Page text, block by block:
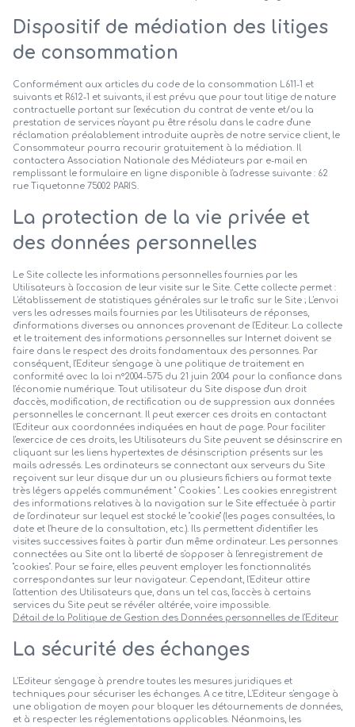
Dispositif de médiation des litiges
de consommation
Conformément aux articles du code de la consommation L611-1 et
suivants et R612-1 et suivants, il est prévu que pour tout litige de nature
contractuelle portant sur l'exécution du contrat de vente et/ou la
prestation de services n'ayant pu être résolu dans le cadre d'une
réclamation préalablement introduite auprès de notre service client, le
Consommateur pourra recourir gratuitement à la médiation. Il
contactera Association Nationale des Médiateurs par e-mail en
remplissant le formulaire en ligne disponible à l'adresse suivante : 62
rue Tiquetonne 75002 PARIS.
La protection de la vie privée et
des données personnelles
Le Site collecte les informations personnelles fournies par les
Utilisateurs à l'occasion de leur visite sur le Site. Cette collecte permet :
L'établissement de statistiques générales sur le trafic sur le Site ; L'envoi
vers les adresses mails fournies par les Utilisateurs de réponses,
d'informations diverses ou annonces provenant de l'Editeur. La collecte
et le traitement des informations personnelles sur Internet doivent se
faire dans le respect des droits fondamentaux des personnes. Par
conséquent, l'Editeur s'engage à une politique de traitement en
conformité avec la loi n°2004-575 du 21 juin 2004 pour la confiance dans
l'économie numérique. Tout utilisateur du Site dispose d'un droit
d'accès, modification, de rectification ou de suppression aux données
personnelles le concernant. Il peut exercer ces droits en contactant
l'Editeur aux coordonnées indiquées en haut de page. Pour faciliter
l'exercice de ces droits, les Utilisateurs du Site peuvent se désinscrire en
cliquant sur les liens hypertextes de désinscription présents sur les
mails adressés. Les ordinateurs se connectant aux serveurs du Site
reçoivent sur leur disque dur un ou plusieurs fichiers au format texte
très légers appelés communément " Cookies ". Les cookies enregistrent
des informations relatives à la navigation sur le Site effectuée à partir
de l'ordinateur sur lequel est stocké le "cookie" (les pages consultées, la
date et l'heure de la consultation, etc.). Ils permettent d'identifier les
visites successives faites à partir d'un même ordinateur. Les personnes
connectées au Site ont la liberté de s'opposer à l'enregistrement de
"cookies". Pour se faire, elles peuvent employer les fonctionnalités
correspondantes sur leur navigateur. Cependant, l'Editeur attire
l'attention des Utilisateurs que, dans un tel cas, l'accès à certains
services du Site peut se révéler altérée, voire impossible.
Détail de la Politique de Gestion des Données personnelles de l'Editeur
La sécurité des échanges
L'Editeur s'engage à prendre toutes les mesures juridiques et
techniques pour sécuriser les échanges. A ce titre, L'Editeur s'engage à
une obligation de moyen pour bloquer les détournements de données,
et à respecter les réglementations applicables. Néanmoins, les